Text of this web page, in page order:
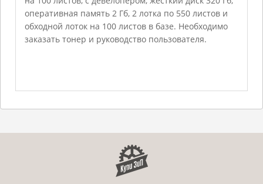
оперативная память 2 Гб, 2 лотка по 550 листов и
обходной лоток на 100 листов в базе. Необходимо
заказать тонер и руководство пользователя.